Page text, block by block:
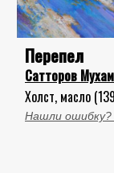
Перепел
Сатторов
Холст, масло
Нашли